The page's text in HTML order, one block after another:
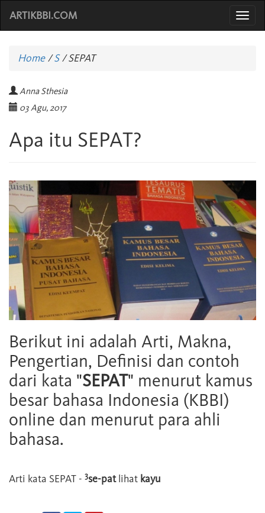
ARTIKBBI.COM
Home/S /SEPAT
Anna Sthesia
03 Agu, 2017
Apa itu SEPAT?
Berikut ini adalah Arti, Makna,
Pengertian, Definisi dan contoh
dari kata "SEPAT" menurut kamus
besar bahasa Indonesia (KBBI)
online dan menurut para ahli
bahasa.
Arti kata SEPAT - 3se-patlihat kayu